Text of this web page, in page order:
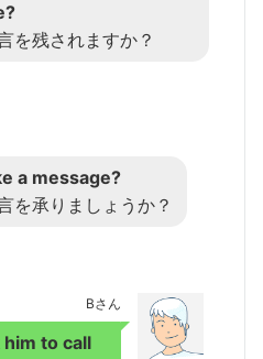
を残されますか？
a message?
を承りましょうか？
Bさん
him to call